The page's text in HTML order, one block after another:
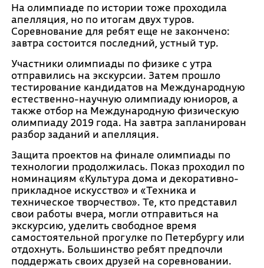
На олимпиаде по истории тоже проходила
апелляция, но по итогам двух туров.
Соревнование для ребят еще не закончено:
завтра состоится последний, устный тур.
Участники олимпиады по физике с утра
отправились на экскурсии. Затем прошло
тестирование кандидатов на Международную
естественно-научную олимпиаду юниоров, а
также отбор на Международную физическую
олимпиаду 2019 года. На завтра запланирован
разбор заданий и апелляция.
Защита проектов на финале олимпиады по
технологии продолжилась. Показ проходил по
номинациям «Культура дома и декоративно-
прикладное искусство» и «Техника и
техническое творчество». Те, кто представил
свои работы вчера, могли отправиться на
экскурсию, уделить свободное время
самостоятельной прогулке по Петербургу или
отдохнуть. Большинство ребят предпочли
поддержать своих друзей на соревновании.